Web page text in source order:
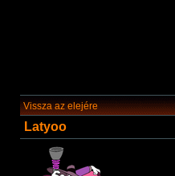
Vissza az elejére
Latyoo